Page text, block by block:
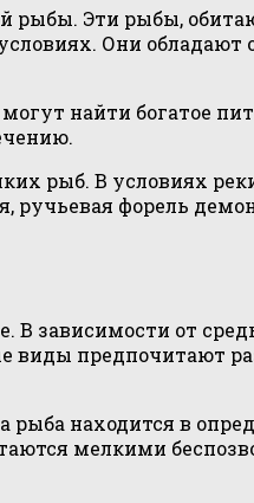
рыбы. Эти рыбы,
Они обладают
найти богатое
рыб. В условиях
ручьевая форель
В зависимости от
виды предпочитают
находится в
мелкими